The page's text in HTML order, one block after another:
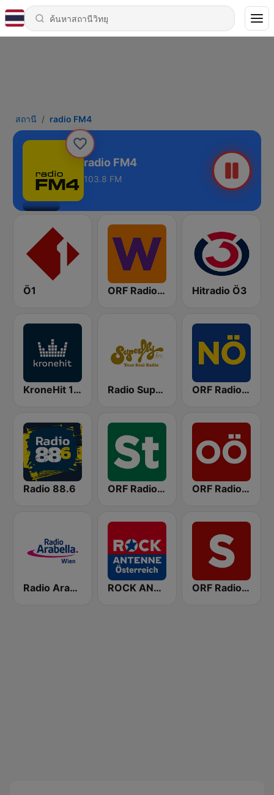
สถานี radio FM4
radio FM4
103.8 FM
Ö1 ORF Radio Wien Hitradio Ö3
KroneHit 105.8 Radio Superfly ORF Radio Niederösterreich
Radio 88.6 ORF Radio Steiermark ORF Radio Oberösterreich
Radio Arabella ROCK ANTENNE Österreich ORF Radio Salzburg